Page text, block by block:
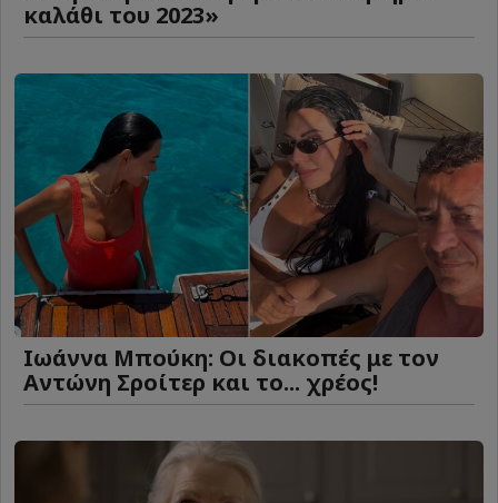
καλάθι του 2023»
Ιωάννα Μπούκη: Οι διακοπές με τον
Αντώνη Σροίτερ και το... χρέος!